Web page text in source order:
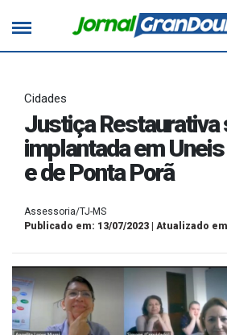
Cidades
Justiça Restaurativa
implantada em
e de Ponta Porã
Assessoria/TJ-MS
Publicado em: 13/07/2023 | Atualizado